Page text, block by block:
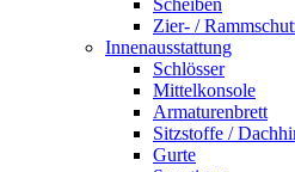
Zier- /
Innenausstattung
Schlösser
Mittelkonsole
Armaturenbrett
Sitzstoffe /
Gurte